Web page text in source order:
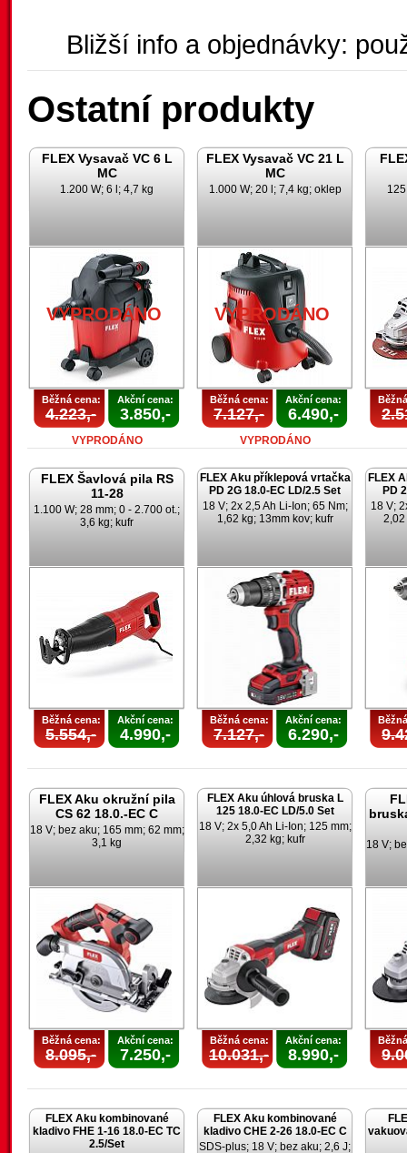
Bližší info a objednávky:
Ostatní produkty
FLEX Vysavač VC 6 L
MC
1.200 W; 6 l; 4,7 kg
VYPRODÁNO
Běžná cena:
4.223,-
Akční cena:
3.850,-
VYPRODÁNO
FLEX Vysavač VC 21 L
MC
1.000 W; 20 l; 7,4 kg; oklep
VYPRODÁNO
Běžná cena:
7.127,-
Akční cena:
6.490,-
VYPRODÁNO
FLEX Šavlová pila RS
11-28
1.100 W; 28 mm; 0 - 2.700 ot.;
3,6 kg; kufr
Běžná cena:
5.554,-
Akční cena:
4.990,-
FLEX Aku příklepová vrtačka
PD 2G 18.0-EC LD/2.5 Set
18 V; 2x 2,5 Ah Li-Ion; 65 Nm;
1,62 kg; 13mm kov; kufr
Běžná cena:
7.127,-
Akční cena:
6.290,-
FLEX
PD
18 V;
2,02
FLEX Aku okružní pila
CS 62 18.0.-EC C
18 V; bez aku; 165 mm; 62 mm;
3,1 kg
Běžná cena:
8.095,-
Akční cena:
7.250,-
FLEX Aku úhlová bruska L
125 18.0-EC LD/5.0 Set
18 V; 2x 5,0 Ah Li-Ion; 125 mm;
2,32 kg; kufr
Běžná cena:
10.031,-
Akční cena:
8.990,-
18 V;
FLEX Aku kombinované
kladivo FHE 1-16 18.0-EC TC
2.5/Set
FLEX Aku kombinované
kladivo CHE 2-26 18.0-EC C
SDS-plus; 18 V; bez aku; 2,6 J;